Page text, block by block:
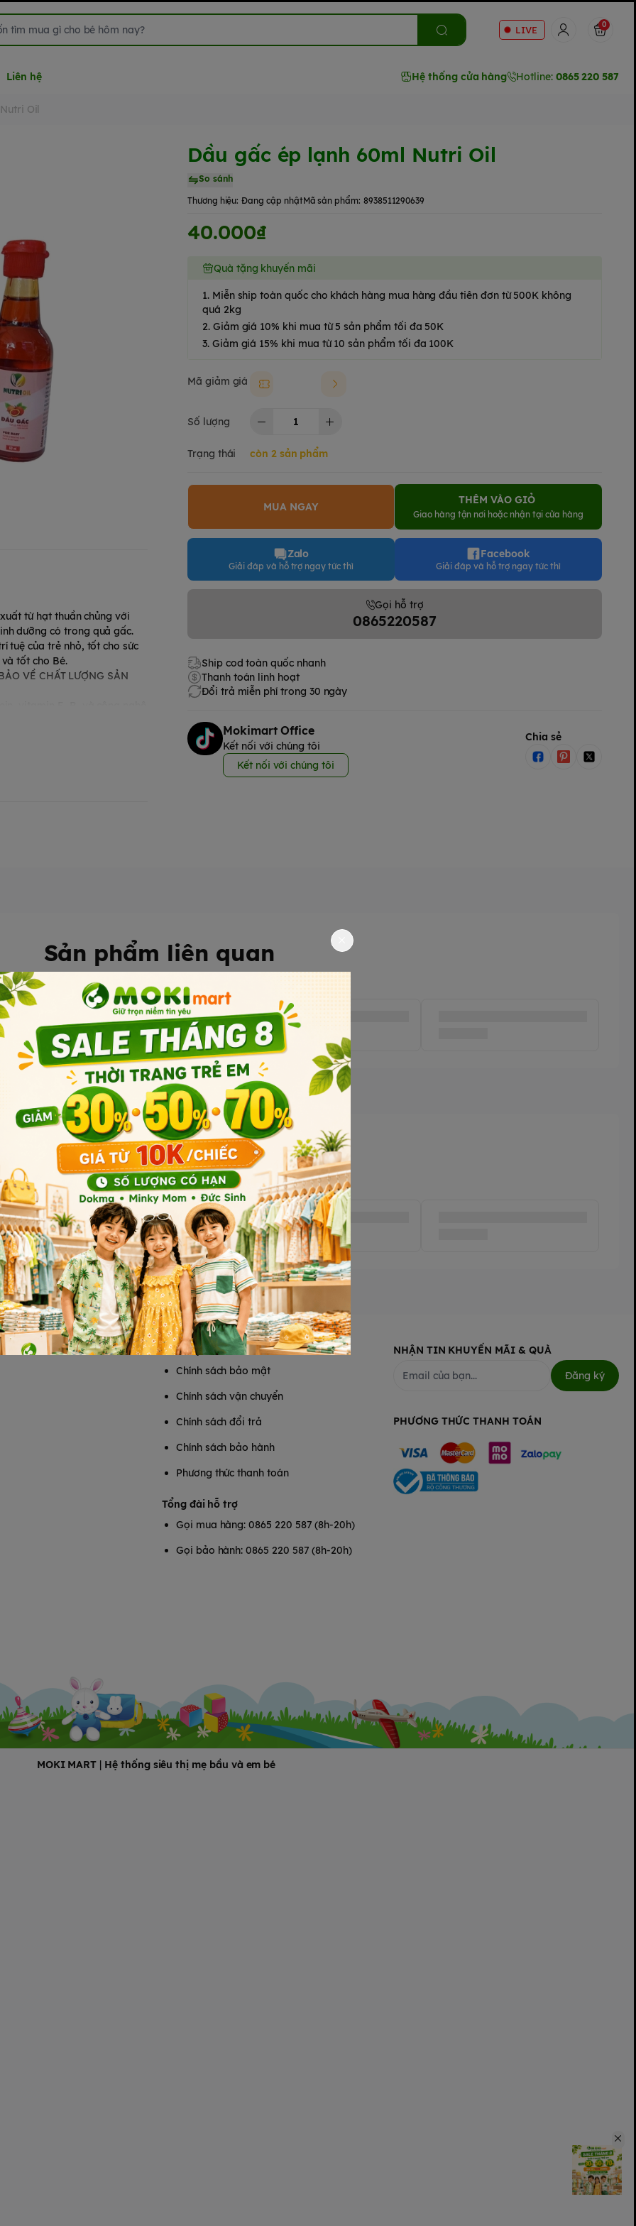
LIVE 0
Liên hệ Hệ thống cửa hàng Hotline: 0865 220 587
Oil
Dầu gấc ép lạnh 60ml Nutri Oil
So sánh
Thương hiệu: Đang cập nhậtMã sản phẩm: 8938511290639
40.000₫
Quà tặng khuyến mãi
1. Miễn ship toàn quốc cho khách hàng mua hàng đầu tiên đơn từ 500K không
quá 2kg
2. Giảm giá 10% khi mua từ 5 sản phẩm tối đa 50K
3. Giảm giá 15% khi mua từ 10 sản phẩm tối đa 100K
Mã giảm giá Moki50k
Số lượng
Trạng thái còn 2 sản phẩm
MUA NGAY
THÊM VÀO GIỎ
Giao hàng tận nơi hoặc nhận tại cửa hàng
Zalo
Giải đáp và hỗ trợ ngay tức thì
Facebook
Giải đáp và hỗ trợ ngay tức thì
Gọi hỗ trợ
0865220587
Ship cod toàn quốc nhanh
Thanh toán linh hoạt
Đổi trả miễn phí trong 30 ngày
Mokimart Office
Kết nối với chúng tôi
Kết nối với chúng tôi
Chia sẻ
từ hạt thuần chủng với
dưỡng có trong quả gấc.
tuệ của trẻ nhỏ, tốt cho sức
tốt cho Bé.
VỀ CHẤT LƯỢNG SẢN
ngon hơn và có những phát
chỉnh, bé hoàn toàn có
Sản phẩm liên quan
Sản phẩm cùng phân khúc
HỖ TRỢ KHÁCH HÀNG
Chính sách bảo mật
Chính sách vận chuyển
Chính sách đổi trả
Chính sách bảo hành
Phương thức thanh toán
Tổng đài hỗ trợ
Gọi mua hàng: 0865 220 587 (8h-20h)
Gọi bảo hành: 0865 220 587 (8h-20h)
NHẬN TIN KHUYẾN MÃI & QUÀ
Đăng ký
PHƯƠNG THỨC THANH TOÁN
MOKI MART | Hệ thống siêu thị mẹ bầu và em bé